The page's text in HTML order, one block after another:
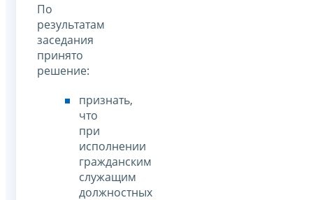
По
результатам
заседания
принято
решение:
признать,
что
при
исполнении
гражданским
служащим
должностных